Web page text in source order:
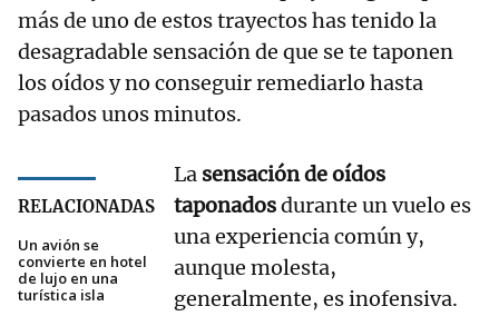
más de uno de estos trayectos has tenido la
desagradable sensación de que se te taponen
los oídos y no conseguir remediarlo hasta
pasados unos minutos.
RELACIONADAS
Un avión se
convierte en hotel
de lujo en una
turística isla
La sensación de oídos
taponadosdurante un vuelo es
una experiencia común y,
aunque molesta,
generalmente, es inofensiva.